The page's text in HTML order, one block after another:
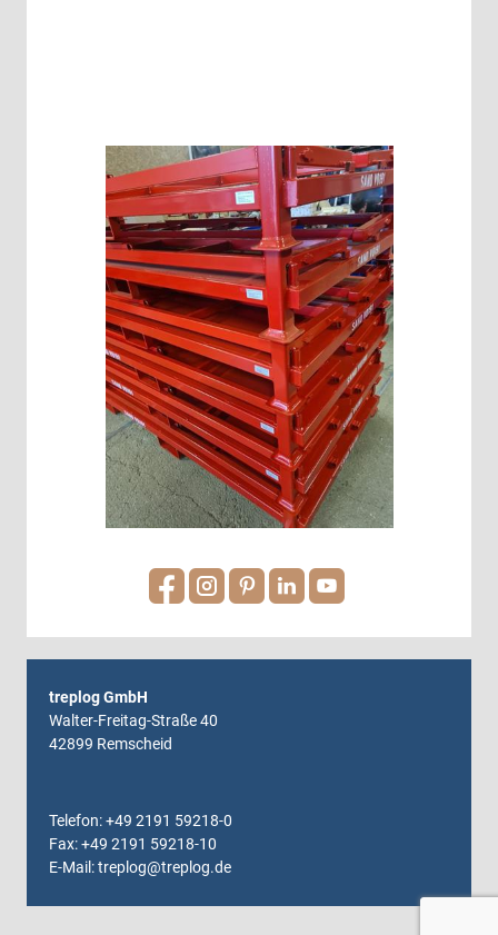
treplog GmbH
Walter-Freitag-Straße 40
42899 Remscheid
Telefon: +49 2191 59218-0
Fax: +49 2191 59218-10
E-Mail: treplog@treplog.de